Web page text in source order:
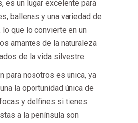
es un lugar excelente para
ballenas y una variedad de
lo que lo convierte en un
amantes de la naturaleza
de la vida silvestre.
para nosotros es única, ya
la oportunidad única de
y delfines si tienes
a la península son